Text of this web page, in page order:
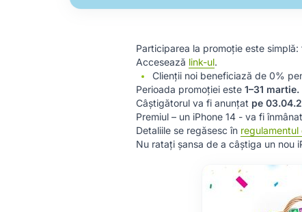
Participarea la promoție este
Accesează link-ul.
Clienții noi beneficiază de 0%
Perioada promoției este 1–31 martie.
Câștigătorul va fi anunțat pe
Premiul – un iPhone 14 - va fi
Detaliile se regăsesc în regulamentul
Nu ratați șansa de a câștiga un nou